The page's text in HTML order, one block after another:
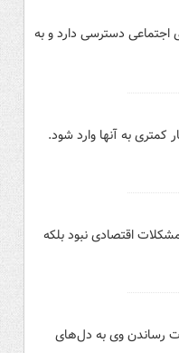
دسترسی دارد و به
به آنها وارد شود.
اقتصادی نبود بلکه
رساندن وی به دل‌های